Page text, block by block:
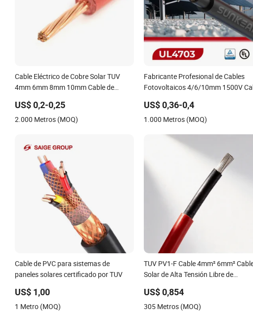
Cable Eléctrico de Cobre Solar TUV
4mm 6mm 8mm 10mm Cable de
UL4703 Cable de Energía Solar DC
US$ 0,2-0,25
2.000 Metros (MOQ)
Fabricante Profesional de Cables
Fotovoltaicos 4/6/10mm 1500V
Plantas Solares
US$ 0,36-0,4
1.000 Metros (MOQ)
Cable de PVC para sistemas de
paneles solares certificado por TUV
US$ 1,00
1 Metro (MOQ)
TUV PV1-F Cable 4mm² 6mm²
Solar de Alta Tensión Libre de
US$ 0,854
305 Metros (MOQ)